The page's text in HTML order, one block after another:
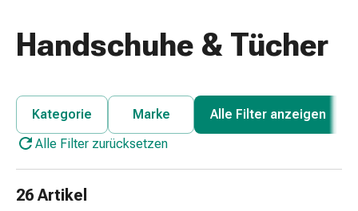
Halsschmerzen
Grippe-
Husten
Inhalationsgerät
&
Handschuhe & Tücher
Kategorie Marke
Alle Filter anzeigen
Alle Filter zurücksetzen
26 Artikel